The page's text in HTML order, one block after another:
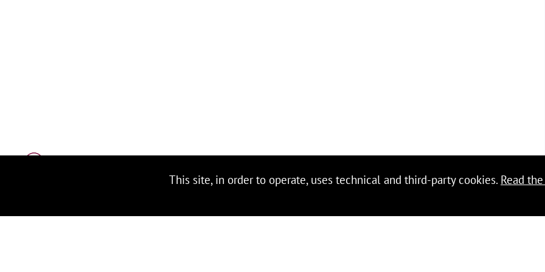
This site, in order to operate, uses technical and third-party cookies. Read